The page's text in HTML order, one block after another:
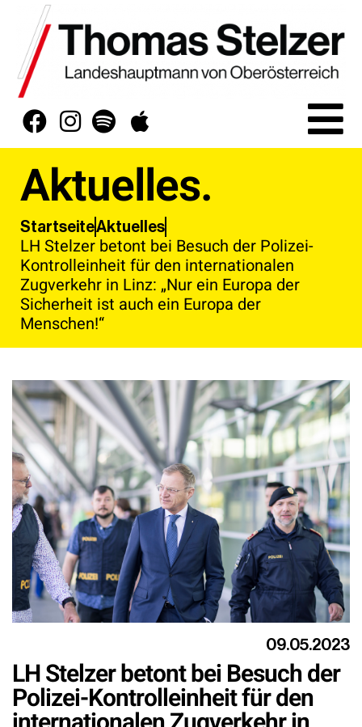
Aktuelles.
StartseiteAktuelles
LH Stelzer betont bei Besuch der Polizei-
Kontrolleinheit für den internationalen
Zugverkehr in Linz: „Nur ein Europa der
Sicherheit ist auch ein Europa der
Menschen!“
09.05.2023
LH Stelzer betont bei Besuch der
Polizei-Kontrolleinheit für den